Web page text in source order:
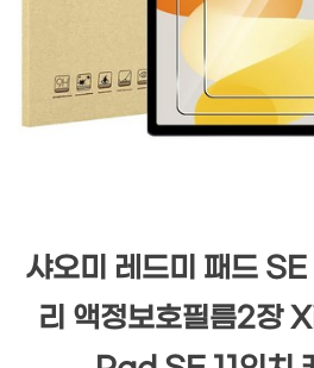
샤오미 레드미 패드
리 액정보호필름2장